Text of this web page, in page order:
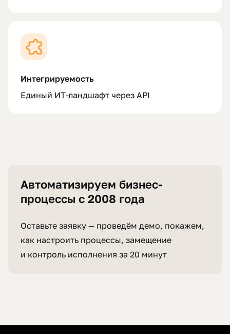
Интегрируемость
Единый ИТ-ландшафт через API
Автоматизируем бизнес-
процессы с 2008 года
Оставьте заявку — проведём демо, покажем,
как настроить процессы, замещение
и контроль исполнения за 20 минут